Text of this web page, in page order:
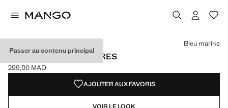
Passer au contenu principal
PYJAMA LONG À RAYURES
Prix actuel [299,00 MAD ]
299,00 MAD
Choisissez une couleur
Couleur Bleu marine sélectionnée
Bleu marine
AJOUTER AUX FAVORIS